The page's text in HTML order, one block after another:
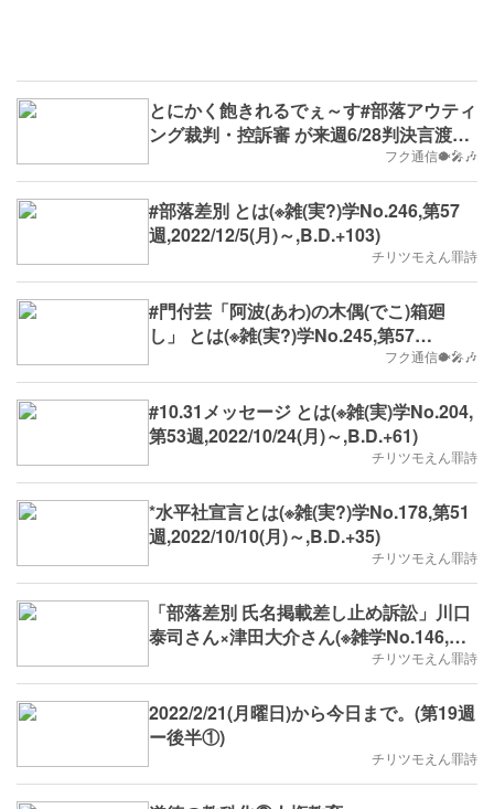
とにかく飽きれるでぇ～す#部落アウティ
ング裁判・控訴審 が来週6/28判決言渡し
フク通信🐡🎤🎶
#部落差別 とは(※雑(実?)学No.246,第57
週,2022/12/5(月)～,B.D.+103)
チリツモえん罪詩
#門付芸「阿波(あわ)の木偶(でこ)箱廻
し」 とは(※雑(実?)学No.245,第57
フク通信🐡🎤🎶
#10.31メッセージ とは(※雑(実)学No.204,
第53週,2022/10/24(月)～,B.D.+61)
チリツモえん罪詩
*水平社宣言とは(※雑(実?)学No.178,第51
週,2022/10/10(月)～,B.D.+35)
チリツモえん罪詩
「部落差別 氏名掲載差し止め訴訟」川口
泰司さん×津田大介さん(※雑学No.146,第
46週,2022/8/29(月)～B.D.ー1皿)チリツモえん罪詩
2022/2/21(月曜日)から今日まで。(第19週
ー後半①)
チリツモえん罪詩